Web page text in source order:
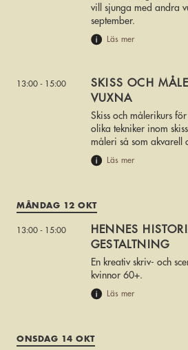
vill sjunga med andra
september.
Läs mer
13:00 - 15:00
SKISS OCH
VUXNA
Skiss och målerikurs
olika tekniker inom
måleri så som akvarell
Läs mer
MÅNDAG 12 OKT
13:00 - 15:00
HENNES
GESTALTNING
En kreativ skriv- och
kvinnor 60+.
Läs mer
ONSDAG 14 OKT